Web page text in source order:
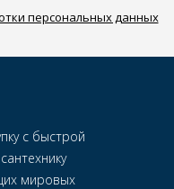
персональных данных
с быстрой
мировых